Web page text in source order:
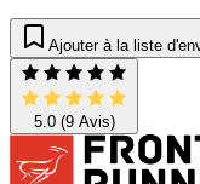
Ajouter à la liste
5.0(9 Avis)